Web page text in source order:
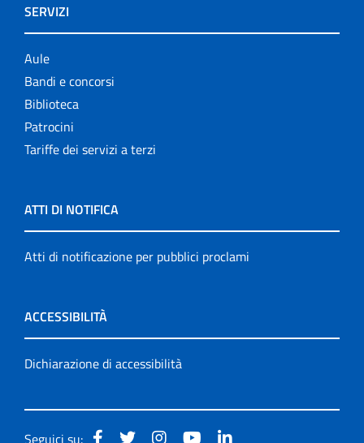
SERVIZI
Aule
Bandi e concorsi
Biblioteca
Patrocini
Tariffe dei servizi a terzi
ATTI DI NOTIFICA
Atti di notificazione per pubblici proclami
ACCESSIBILITÀ
Dichiarazione di accessibilità
Seguici su: